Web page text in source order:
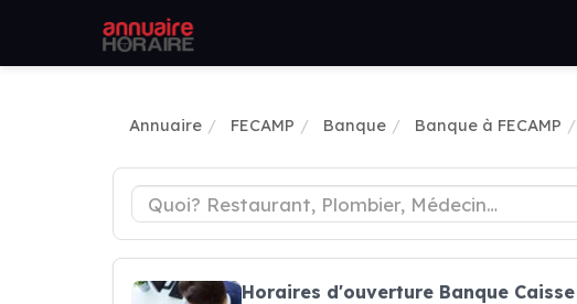
Annuaire FECAMP Banque Banque à FECAMP
Horaires d'ouverture Banque